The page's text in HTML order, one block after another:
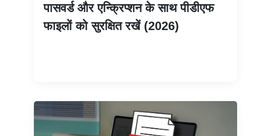
पासवर्ड और एन्क्रिप्शन के साथ पीडीएफ
फाइलों को सुरक्षित रखें (2026)